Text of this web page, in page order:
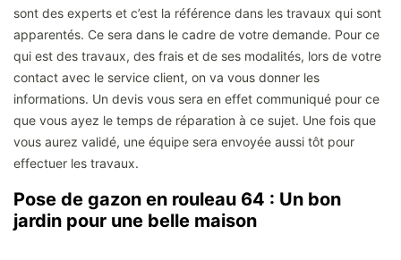
sont des experts et c’est la référence dans les travaux qui sont
apparentés. Ce sera dans le cadre de votre demande. Pour ce
qui est des travaux, des frais et de ses modalités, lors de votre
contact avec le service client, on va vous donner les
informations. Un devis vous sera en effet communiqué pour ce
que vous ayez le temps de réparation à ce sujet. Une fois que
vous aurez validé, une équipe sera envoyée aussi tôt pour
effectuer les travaux.
Pose de gazon en rouleau 64 : Un bon
jardin pour une belle maison